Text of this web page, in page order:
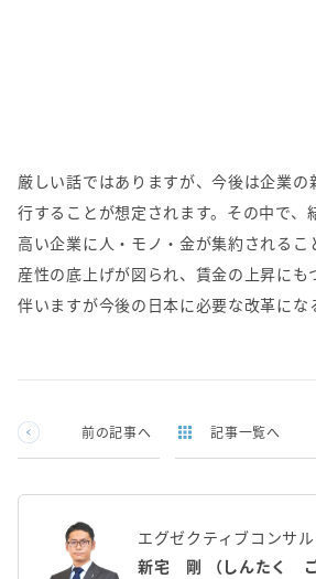
厳しい話ではありますが、今後は企業の
行することが想定されます。その中で、
高い企業に人・モノ・金が集約されるこ
産性の底上げが図られ、賃金の上昇にも
伴いますが今後の日本に必要な改革にな
前の記事へ 記事一覧へ
エグゼクティブコンサ
新宅 剛 （しんたく ご